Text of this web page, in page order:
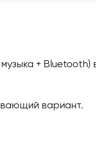
+ Bluetooth)
вариант.